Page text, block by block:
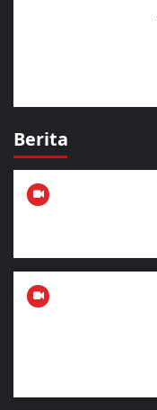
Berita